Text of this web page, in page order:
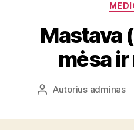
Mastava
mėsa
ĮrašoAutorius adminas